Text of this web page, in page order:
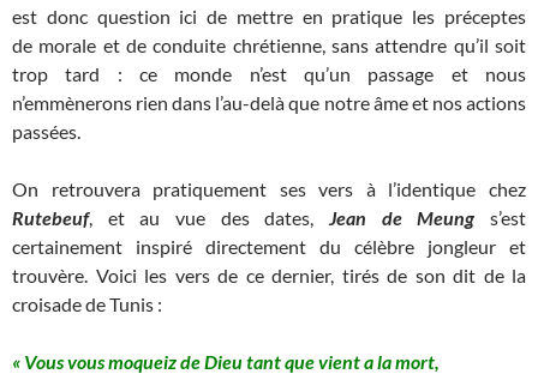
est donc question ici de mettre en pratique les préceptes
de morale et de conduite chrétienne, sans attendre qu’il soit
trop tard : ce monde n’est qu’un passage et nous
n’emmènerons rien dans l’au-delà que notre âme et nos actions
passées.
On retrouvera pratiquement ses vers à l’identique chez
Rutebeuf, et au vue des dates, Jean de Meung s’est
certainement inspiré directement du célèbre jongleur et
trouvère. Voici les vers de ce dernier, tirés de son dit de la
croisade de Tunis :
« Vous vous moqueiz de Dieu tant que vient a la mort,